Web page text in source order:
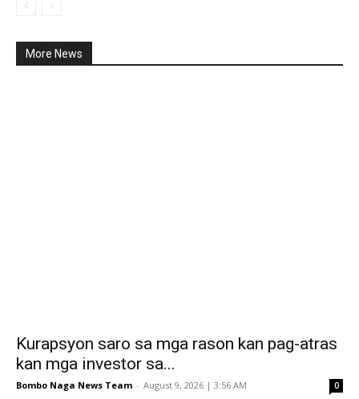
More News
Kurapsyon saro sa mga rason kan pag-atras
kan mga investor sa...
Bombo Naga News Team - August 9, 2026 | 3:56 AM 0